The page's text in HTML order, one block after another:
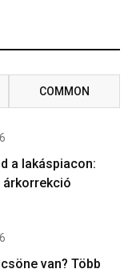
COMMON
a lakáspiacon:
árkorrekció
van? Több